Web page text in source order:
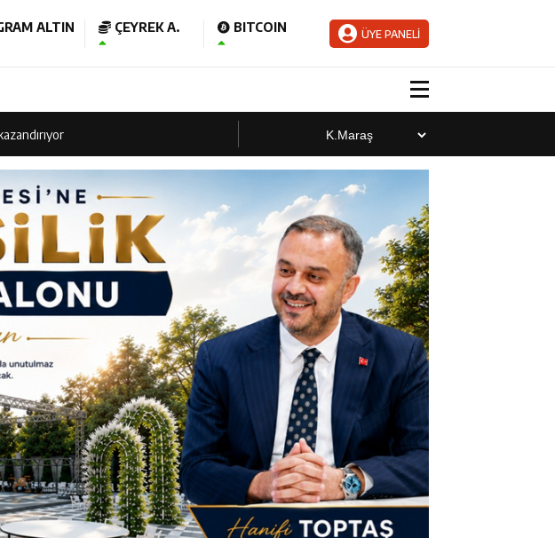
ALTIN ÇEYREK A. BITCOIN ÜYE PANELİ
Yakışacak
ONİKAD’ın protokolünü imzaladı
Çok Yakışacak